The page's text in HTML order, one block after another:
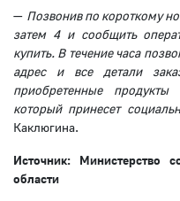
— Позвонив по короткому
затем 4 и сообщить
купить. В течение часа
адрес и все детали
приобретенные
который принесет
Каклюгина.
Источник: Министерство
области